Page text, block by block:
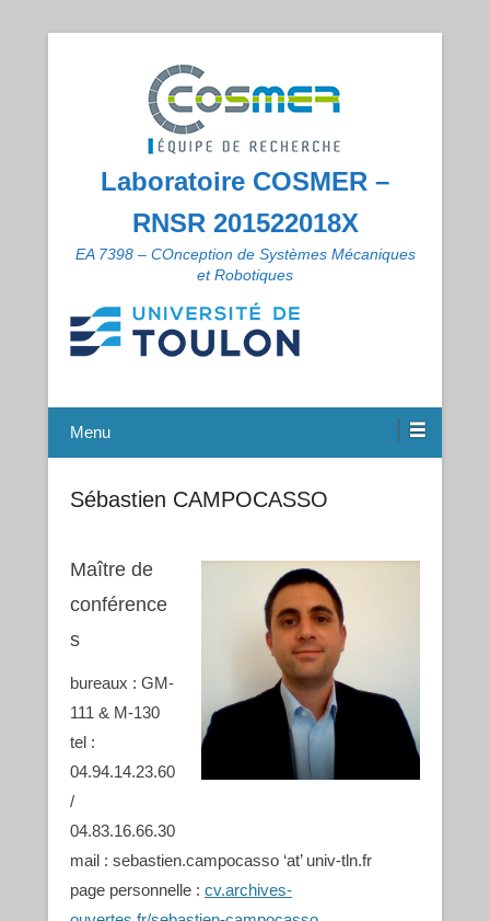
Laboratoire COSMER –
RNSR 201522018X
EA 7398 – COnception de Systèmes Mécaniques
et Robotiques
Menu
Sébastien CAMPOCASSO
Maître de
conférence
s
bureaux : GM-
111 & M-130
tel :
04.94.14.23.60
/
04.83.16.66.30
mail : sebastien.campocasso ‘at’ univ-tln.fr
page personnelle : cv.archives-